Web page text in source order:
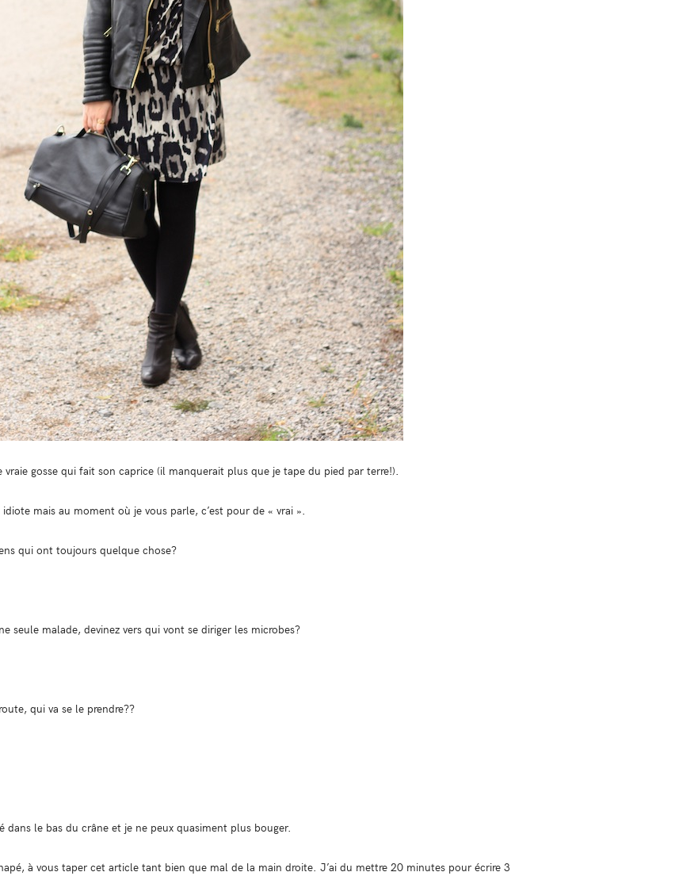
gosse qui fait son caprice (il manquerait plus que je tape du pied par terre!).
mais au moment où je vous parle, c’est pour de « vrai ».
qui ont toujours quelque chose?
seule malade, devinez vers qui vont se diriger les microbes?
qui va se le prendre??
dans le bas du crâne et je ne peux quasiment plus bouger.
à vous taper cet article tant bien que mal de la main droite. J’ai du mettre 20 minutes pour écrire 3